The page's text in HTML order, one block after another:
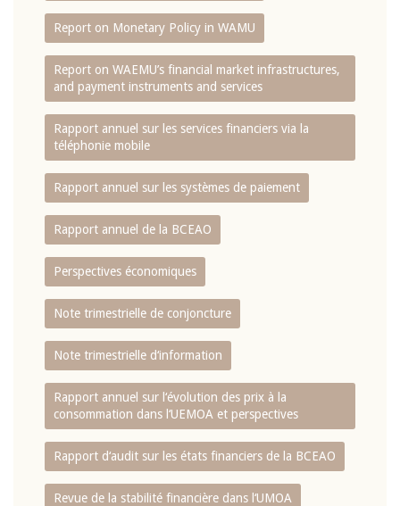
Report on Monetary Policy in WAMU
Report on WAEMU’s financial market infrastructures,
and payment instruments and services
Rapport annuel sur les services financiers via la
téléphonie mobile
Rapport annuel sur les systèmes de paiement
Rapport annuel de la BCEAO
Perspectives économiques
Note trimestrielle de conjoncture
Note trimestrielle d‘information
Rapport annuel sur l‘évolution des prix à la
consommation dans l‘UEMOA et perspectives
Rapport d‘audit sur les états financiers de la BCEAO
Revue de la stabilité financière dans l‘UMOA